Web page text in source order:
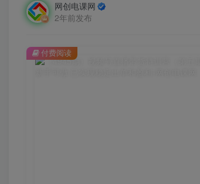
网创电课网
2年前发布
付费阅读